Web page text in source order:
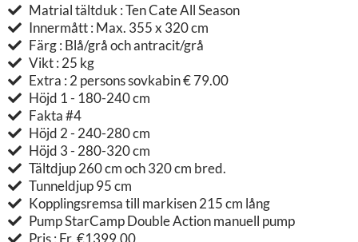
Matrial tältduk : Ten Cate All Season
Innermått : Max. 355 x 320 cm
Färg : Blå/grå och antracit/grå
Vikt : 25 kg
Extra : 2 persons sovkabin € 79.00
Höjd 1 - 180-240 cm
Fakta #4
Höjd 2 - 240-280 cm
Höjd 3 - 280-320 cm
Tältdjup 260 cm och 320 cm bred.
Tunneldjup 95 cm
Kopplingsremsa till markisen 215 cm lång
Pump StarCamp Double Action manuell pump
Pris : Fr. €1399.00